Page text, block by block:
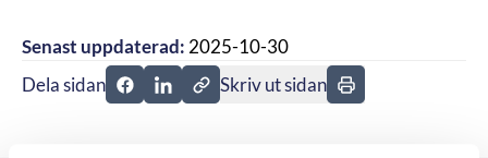
Senast uppdaterad: 2025-10-30
Dela sidan
Dela sidan på Facebook
Dela sidan på Linkedin
Skriv ut sidan